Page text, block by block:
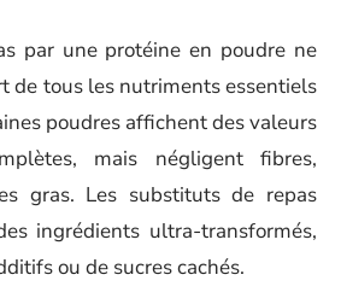
par une protéine en poudre ne
de tous les nutriments essentiels
poudres affichent des valeurs
mais négligent fibres,
gras. Les substituts de repas
ingrédients ultra-transformés,
ou de sucres cachés.